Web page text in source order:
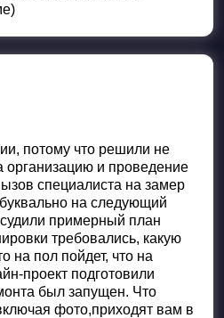
потому что решили не
организацию и проведение
специалиста на замер
на следующий
примерный план
требовались, какую
на пол пойдет, что на
проект подготовили
был запущен. Что
фото,приходят вам в